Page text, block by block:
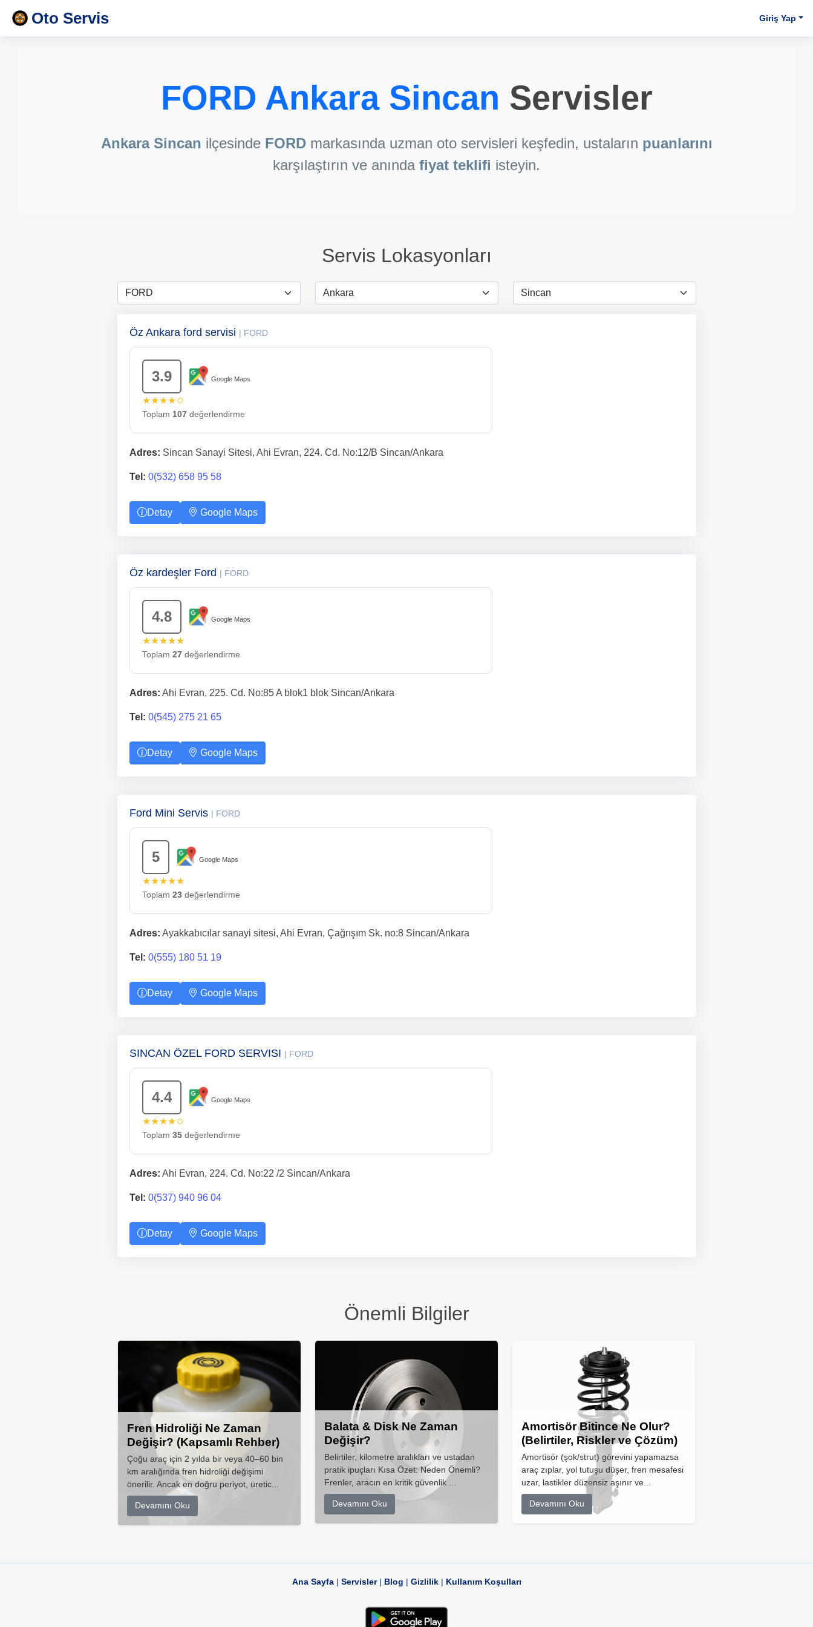
Oto Servis Giriş Yap
FORD Ankara Sincan Servisler
Ankara Sincan ilçesinde FORDmarkasında uzman oto servisleri keşfedin, ustaların puanlarını
karşılaştırın ve anında fiyat teklifi isteyin.
Servis Lokasyonları
Öz Ankara ford servisi | FORD
3.9 Google Maps
★★★★✩
Toplam 107değerlendirme
Adres: Sincan Sanayi Sitesi, Ahi Evran, 224. Cd. No:12/B Sincan/Ankara
Tel: 0(532) 658 95 58
Detay Google Maps
Öz kardeşler Ford | FORD
4.8 Google Maps
★★★★★
Toplam 27değerlendirme
Adres: Ahi Evran, 225. Cd. No:85 A blok1 blok Sincan/Ankara
Tel: 0(545) 275 21 65
Detay Google Maps
Ford Mini Servis | FORD
5 Google Maps
★★★★★
Toplam 23değerlendirme
Adres: Ayakkabıcılar sanayi sitesi, Ahi Evran, Çağrışım Sk. no:8 Sincan/Ankara
Tel: 0(555) 180 51 19
Detay Google Maps
SINCAN ÖZEL FORD SERVISI | FORD
4.4 Google Maps
★★★★✩
Toplam 35değerlendirme
Adres: Ahi Evran, 224. Cd. No:22 /2 Sincan/Ankara
Tel: 0(537) 940 96 04
Detay Google Maps
Önemli Bilgiler
Fren Hidroliği Ne Zaman
Değişir? (Kapsamlı Rehber)
Çoğu araç için 2 yılda bir veya 40–60 bin
km aralığında fren hidroliği değişimi
önerilir. Ancak en doğru periyot, üretic...
Devamını Oku
Balata & Disk Ne Zaman
Değişir?
Belirtiler, kilometre aralıkları ve ustadan
pratik ipuçları Kısa Özet: Neden Önemli?
Frenler, aracın en kritik güvenlik ...
Devamını Oku
Amortisör Bitince Ne Olur?
(Belirtiler, Riskler ve Çözüm)
Amortisör (şok/strut) görevini yapamazsa
araç zıplar, yol tutuşu düşer, fren mesafesi
uzar, lastikler düzensiz aşınır ve...
Devamını Oku
Ana Sayfa| Servisler| Blog | Gizlilik| Kullanım Koşulları